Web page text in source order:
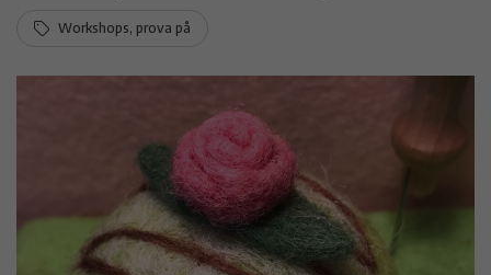
Workshops, prova på